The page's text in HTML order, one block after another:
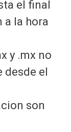
el final
a la hora
y .mx no
el
son